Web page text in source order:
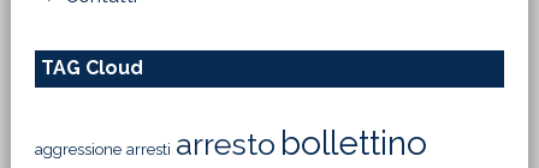
TAG Cloud
aggressione arresti arresto bollettino